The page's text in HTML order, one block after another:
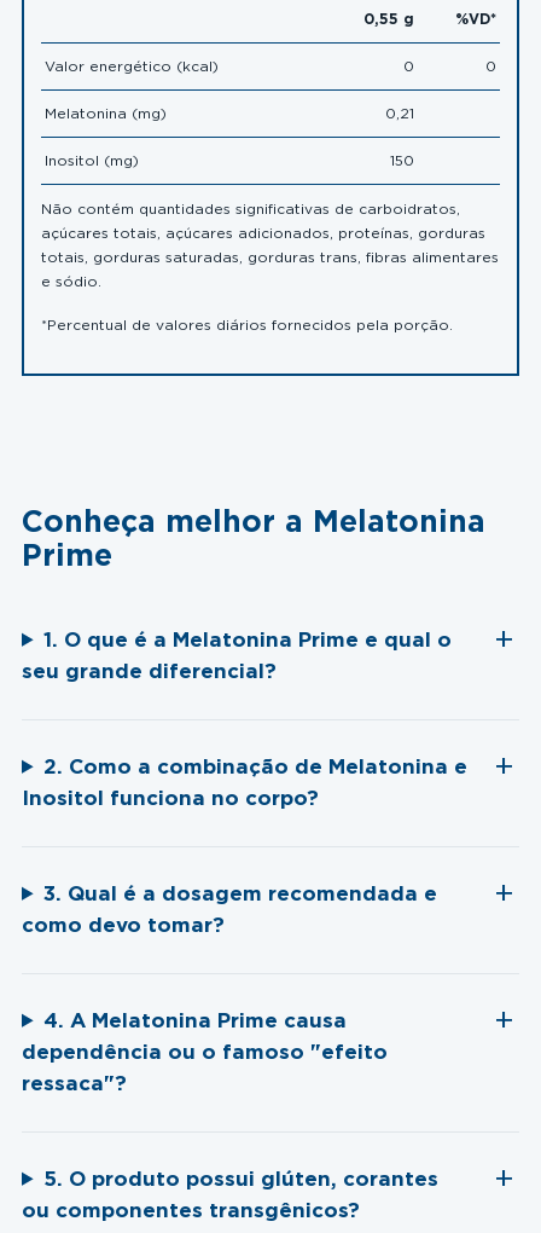
0,55 g %VD*
Valor energético (kcal) 0 0
Melatonina (mg) 0,21
Inositol (mg) 150
Não contém quantidades significativas de carboidratos,
açúcares totais, açúcares adicionados, proteínas, gorduras
totais, gorduras saturadas, gorduras trans, fibras alimentares
e sódio.
*Percentual de valores diários fornecidos pela porção.
Conheça melhor a Melatonina
Prime
1. O que é a Melatonina Prime e qual o
seu grande diferencial?
2. Como a combinação de Melatonina e
Inositol funciona no corpo?
3. Qual é a dosagem recomendada e
como devo tomar?
4. A Melatonina Prime causa
dependência ou o famoso "efeito
ressaca"?
5. O produto possui glúten, corantes
ou componentes transgênicos?